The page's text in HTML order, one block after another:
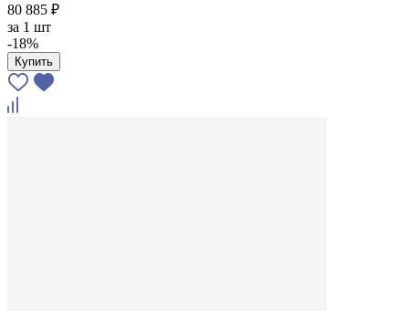
80 885 ₽
за 1 шт
-18%
Купить